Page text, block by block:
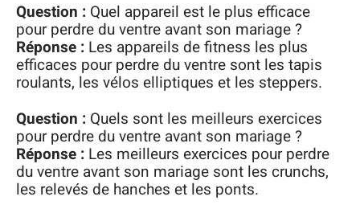
Question : Quel appareil est le plus efficace
pour perdre du ventre avant son mariage ?
Réponse : Les appareils de fitness les plus
efficaces pour perdre du ventre sont les tapis
roulants, les vélos elliptiques et les steppers.
Question : Quels sont les meilleurs exercices
pour perdre du ventre avant son mariage ?
Réponse : Les meilleurs exercices pour perdre
du ventre avant son mariage sont les crunchs,
les relevés de hanches et les ponts.